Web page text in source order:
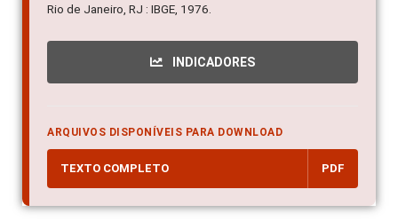
Rio de Janeiro, RJ : IBGE, 1976.
INDICADORES
ARQUIVOS DISPONÍVEIS PARA DOWNLOAD
TEXTO COMPLETO PDF